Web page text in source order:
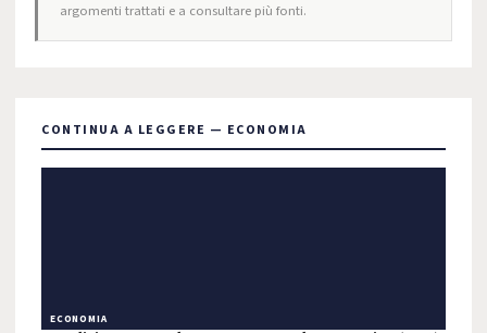
argomenti trattati e a consultare più fonti.
CONTINUA A LEGGERE — ECONOMIA
ECONOMIA